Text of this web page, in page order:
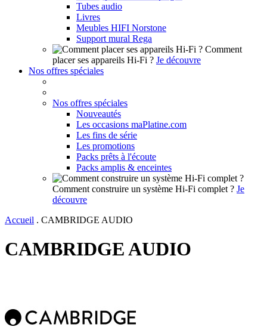
Tubes audio
Livres
Meubles HIFI Norstone
Support mural Rega
Comment
placer ses appareils Hi-Fi ? Je découvre
Nos offres spéciales
Nos offres spéciales
Nouveautés
Les occasions maPlatine.com
Les fins de série
Les promotions
Packs prêts à l'écoute
Packs amplis & enceintes
Comment construire un système Hi-Fi complet ? Je
découvre
Accueil . CAMBRIDGE AUDIO
CAMBRIDGE AUDIO